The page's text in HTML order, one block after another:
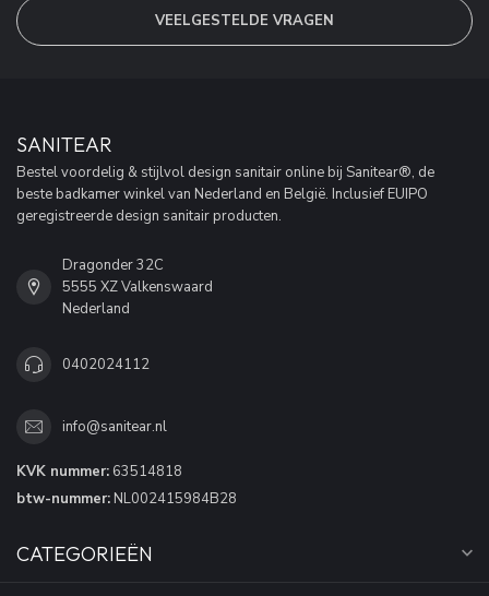
VEELGESTELDE VRAGEN
SANITEAR
Bestel voordelig & stijlvol design sanitair online bij Sanitear®, de
beste badkamer winkel van Nederland en België. Inclusief EUIPO
geregistreerde design sanitair producten.
Dragonder 32C
5555 XZ Valkenswaard
Nederland
0402024112
info@sanitear.nl
KVK nummer: 63514818
btw-nummer: NL002415984B28
CATEGORIEËN